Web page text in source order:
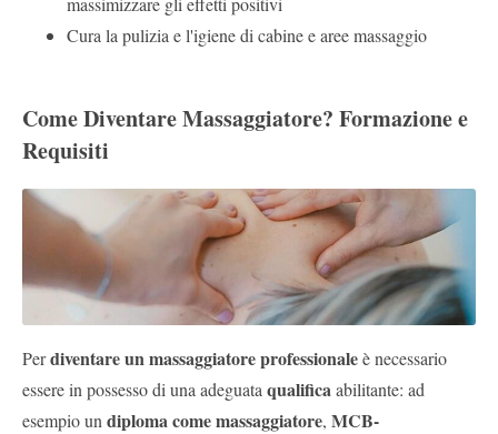
Cura la pulizia e l'igiene di cabine e aree massaggio
Come Diventare Massaggiatore? Formazione e
Requisiti
Perdiventare un massaggiatore professionaleè necessario
essere in possesso di una adeguata qualifica abilitante: ad
esempio un diploma come massaggiatore, MCB-